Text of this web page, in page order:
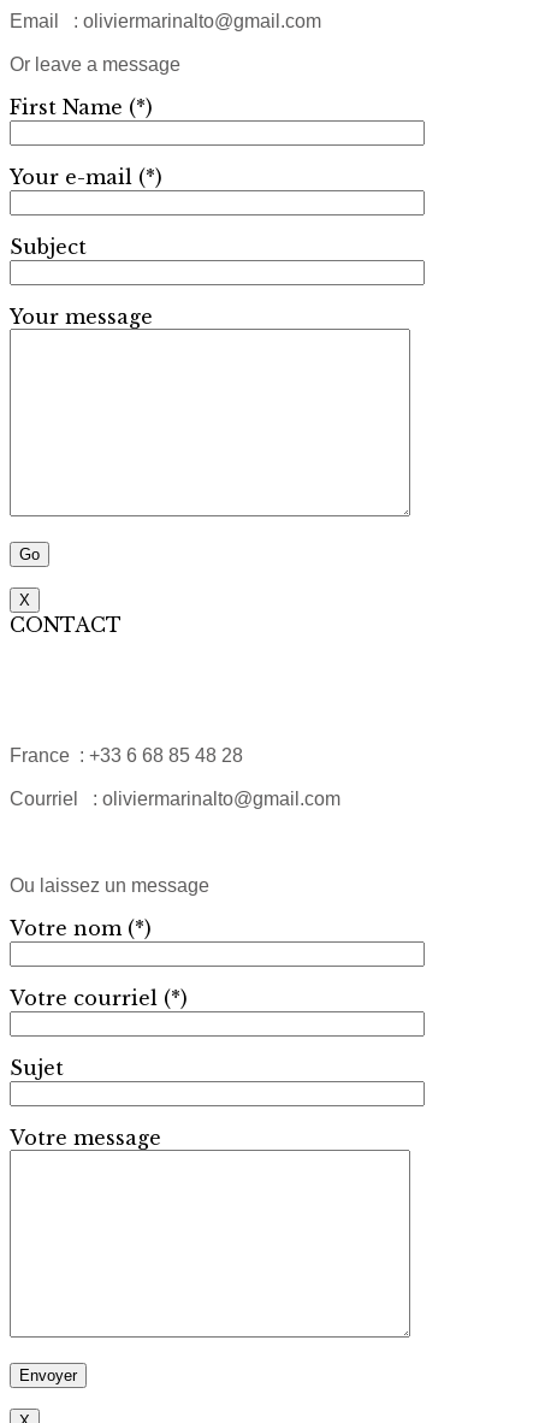
Email : oliviermarinalto@gmail.com
Or leave a message
First Name (*)
Your e-mail (*)
Subject
Your message
X
CONTACT
France : +33 6 68 85 48 28
Courriel : oliviermarinalto@gmail.com
Ou laissez un message
Votre nom (*)
Votre courriel (*)
Sujet
Votre message